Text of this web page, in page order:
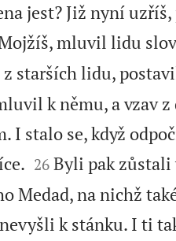
jest? Již nyní
mluvil lidu
starších lidu,
k němu, a vzav
I stalo se, když

26 Byli pak zůstali
Medad, na nichž
k stánku. I ti